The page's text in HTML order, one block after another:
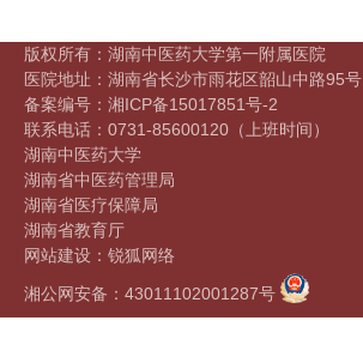
版权所有：湖南中医药大学第一附属医院
医院地址：湖南省长沙市雨花区韶山中路95号
备案编号： 湘ICP备15017851号-2
联系电话：0731-85600120 （上班时间）
湖南中医药大学
湖南省中医药管理局
湖南省医疗保障局
湖南省教育厅
网站建设 ： 锐狐网络
湘公网安备：43011102001287号